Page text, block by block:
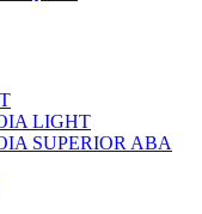
LIGHT
SUPERIOR ABA